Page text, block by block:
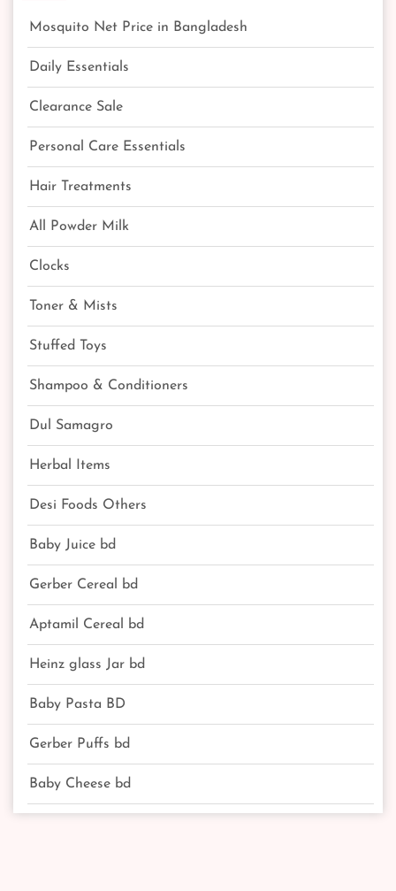
Mosquito Net Price in Bangladesh
Daily Essentials
Clearance Sale
Personal Care Essentials
Hair Treatments
All Powder Milk
Clocks
Toner & Mists
Stuffed Toys
Shampoo & Conditioners
Dul Samagro
Herbal Items
Desi Foods Others
Baby Juice bd
Gerber Cereal bd
Aptamil Cereal bd
Heinz glass Jar bd
Baby Pasta BD
Gerber Puffs bd
Baby Cheese bd